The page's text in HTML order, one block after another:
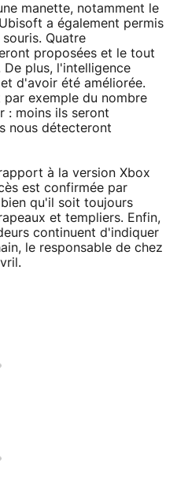
manette, notamment le
a également permis
Quatre
proposées et le tout
De plus, l'intelligence
d'avoir été améliorée.
par exemple du nombre
: moins ils seront
nous détecteront
à la version Xbox
est confirmée par
bien qu'il soit toujours
et templiers. Enfin,
continuent d'indiquer
le responsable de chez